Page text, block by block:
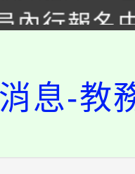
內行報名
運動會8/
池舉行。
戶享有免
低收入戶
及科技中
息-教